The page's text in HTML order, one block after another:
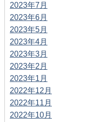
2023年7月
2023年6月
2023年5月
2023年4月
2023年3月
2023年2月
2023年1月
2022年12月
2022年11月
2022年10月